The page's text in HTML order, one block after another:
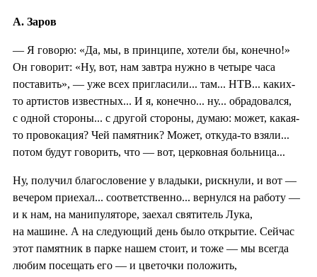
А. Заров
— Я говорю: «Да, мы, в принципе, хотели бы, конечно!»
Он говорит: «Ну, вот, нам завтра нужно в четыре часа
поставить», — уже всех пригласили... там... НТВ... каких-
то артистов известных... И я, конечно... ну... обрадовался,
с одной стороны... с другой стороны, думаю: может, какая-
то провокация? Чей памятник? Может, откуда-то взяли...
потом будут говорить, что — вот, церковная больница...
Ну, получил благословение у владыки, рискнули, и вот —
вечером приехал... соответственно... вернулся на работу —
и к нам, на манипуляторе, заехал святитель Лука,
на машине. А на следующий день было открытие. Сейчас
этот памятник в парке нашем стоит, и тоже — мы всегда
любим посещать его — и цветочки положить,